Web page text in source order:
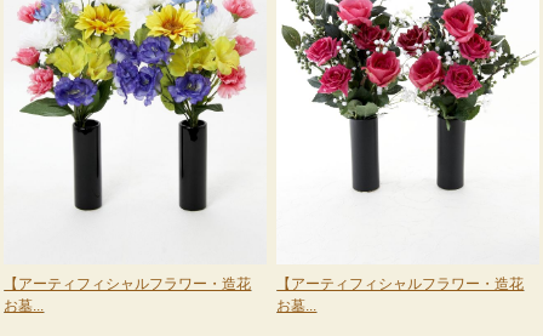
【アーティフィシャルフラワー・造花
お墓...
【アーティフィシャルフラワー・造花
お墓...